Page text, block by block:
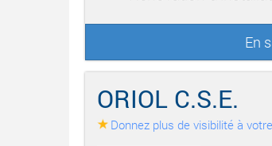
En
ORIOL C.S.E.
Donnez plus de visibilité à